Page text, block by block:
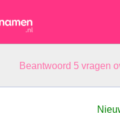
Beantwoord 5 vragen